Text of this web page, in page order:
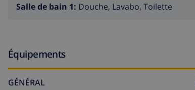
Salle de bain 1: Douche, Lavabo, Toilette
Équipements
GÉNÉRAL